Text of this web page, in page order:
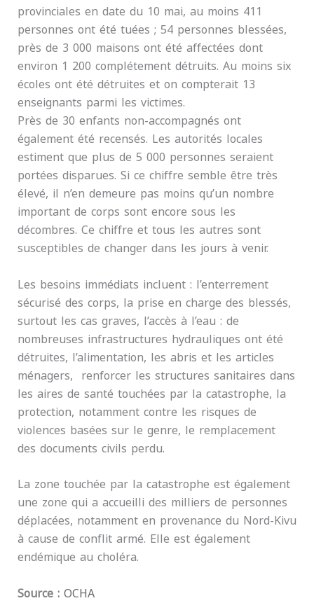
provinciales en date du 10 mai, au moins 411
personnes ont été tuées ; 54 personnes blessées,
près de 3 000 maisons ont été affectées dont
environ 1 200 complétement détruits. Au moins six
écoles ont été détruites et on compterait 13
enseignants parmi les victimes.
Près de 30 enfants non-accompagnés ont
également été recensés. Les autorités locales
estiment que plus de 5 000 personnes seraient
portées disparues. Si ce chiffre semble être très
élevé, il n’en demeure pas moins qu’un nombre
important de corps sont encore sous les
décombres. Ce chiffre et tous les autres sont
susceptibles de changer dans les jours à venir.
Les besoins immédiats incluent : l’enterrement
sécurisé des corps, la prise en charge des blessés,
surtout les cas graves, l’accès à l’eau : de
nombreuses infrastructures hydrauliques ont été
détruites, l’alimentation, les abris et les articles
ménagers, renforcer les structures sanitaires dans
les aires de santé touchées par la catastrophe, la
protection, notamment contre les risques de
violences basées sur le genre, le remplacement
des documents civils perdu.
La zone touchée par la catastrophe est également
une zone qui a accueilli des milliers de personnes
déplacées, notamment en provenance du Nord-Kivu
à cause de conflit armé. Elle est également
endémique au choléra.
Source : OCHA